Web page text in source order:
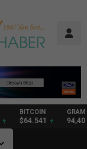
BITCOIN
$64.541 94,40